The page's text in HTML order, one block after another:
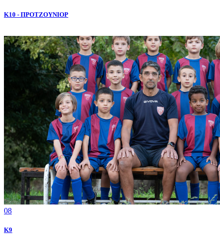
K10 - ΠΡΟΤΖΟΥΝΙΟΡ
08
Κ9